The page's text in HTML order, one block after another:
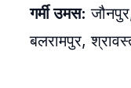
गर्मी उमस:
बलरामपुर,